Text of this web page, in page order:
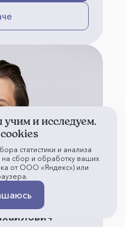
и исследуем.
статистики и анализа
на сбор и обработку ваших
от ООО «Яндекс») или